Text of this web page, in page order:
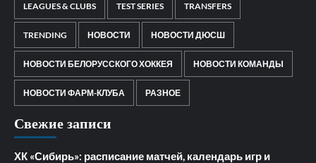
LEAGUES & CLUBS TEST SERIES TRANSFERS
TRENDING НОВОСТИ НОВОСТИ ДЮСШ
НОВОСТИ БЕЛОРУССКОГО ХОККЕЯ НОВОСТИ КОМАНДЫ
НОВОСТИ ФАРМ-КЛУБА РАЗНОЕ
Свежие записи
ХК «Сибирь»: расписание матчей, календарь игр и